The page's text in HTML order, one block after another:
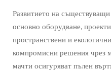
Развитието на
основно оборудване,
пространствени и
компромисни решения чрез
мачти осигуряват пълен